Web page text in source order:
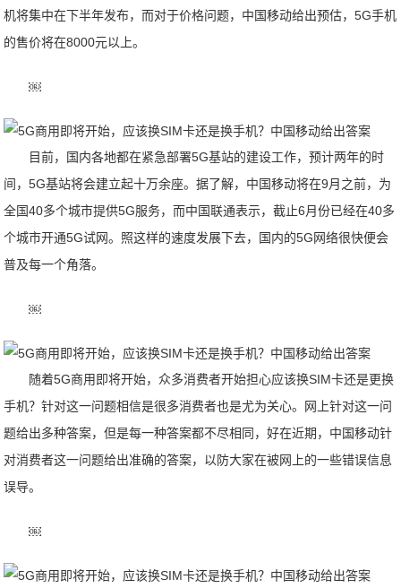
机将集中在下半年发布，而对于价格问题，中国移动给出预估，5G手机
的售价将在8000元以上。
￼
目前，国内各地都在紧急部署5G基站的建设工作，预计两年的时
间，5G基站将会建立起十万余座。据了解，中国移动将在9月之前，为
全国40多个城市提供5G服务，而中国联通表示，截止6月份已经在40多
个城市开通5G试网。照这样的速度发展下去，国内的5G网络很快便会
普及每一个角落。
￼
随着5G商用即将开始，众多消费者开始担心应该换SIM卡还是更换
手机？针对这一问题相信是很多消费者也是尤为关心。网上针对这一问
题给出多种答案，但是每一种答案都不尽相同，好在近期，中国移动针
对消费者这一问题给出准确的答案，以防大家在被网上的一些错误信息
误导。
￼